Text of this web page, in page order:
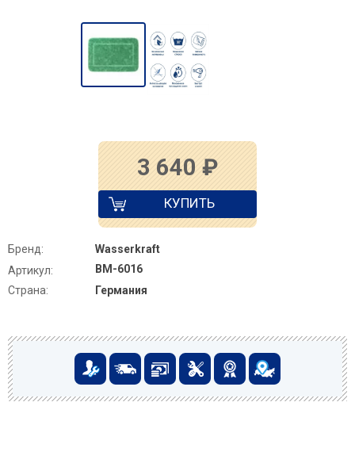
3 640 ₽
КУПИТЬ
Бренд:
Wasserkraft
Артикул:
BM-6016
Страна:
Германия